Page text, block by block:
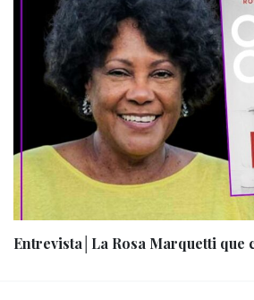
Entrevista│La Rosa Marquetti que